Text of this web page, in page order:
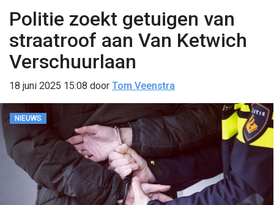
Politie zoekt getuigen van
straatroof aan Van Ketwich
Verschuurlaan
18 juni 2025 15:08 door Tom Veenstra
NIEUWS